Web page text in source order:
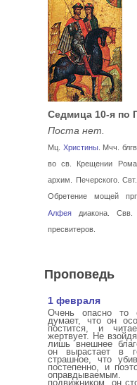
Седмица 10-я по
Поста нет.
Мц. Христины. Мчч.
во св. Крещении
архим. Печерского. Свт.
Обретение мощей
Алфея диакона. Свв.
пресвитеров.
Проповедь
1 февраля
Очень опасно то
думает, что он
постится, и
жертвует. Не
лишь внешнее
он вырастает в
страшное, что
постепенно, и
подвижником, он